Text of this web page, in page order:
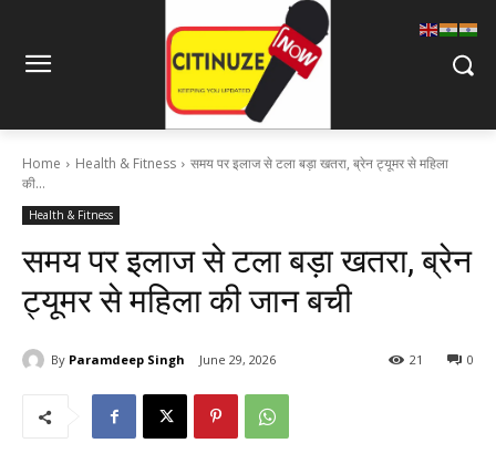
Home Health & Fitness
समय पर इलाज से टला बड़ा खतरा, ब्रेन ट्यूमर से महिला
की...
Health & Fitness
समय पर इलाज से टला बड़ा खतरा, ब्रेन
ट्यूमर से महिला की जान बची
By Paramdeep Singh June 29, 2026 0
21